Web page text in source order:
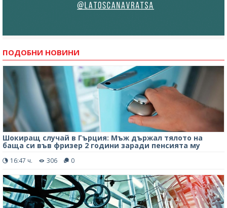
ПОДОБНИ НОВИНИ
Шокиращ случай в Гърция: Мъж държал тялото на
баща си във фризер 2 години заради пенсията му
16:47 ч. 306 0